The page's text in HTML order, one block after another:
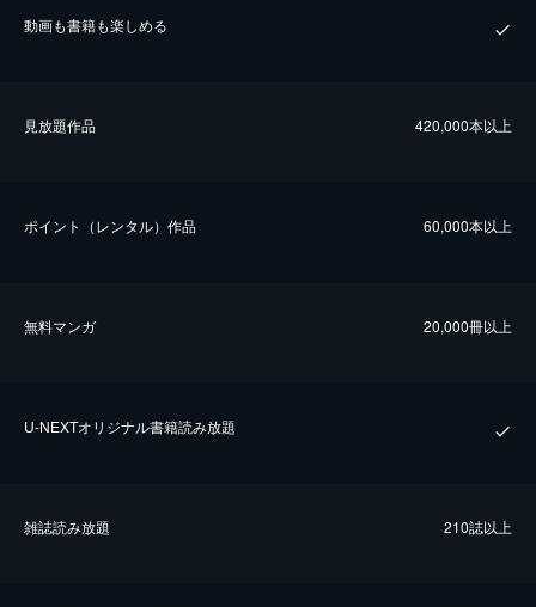
動画も書籍も楽しめる
⾒放題作品 420,000本以上
ポイント（レンタル）作品 60,000本以上
無料マンガ 20,000冊以上
U-NEXTオリジナル書籍読み放題
雑誌読み放題 210誌以上